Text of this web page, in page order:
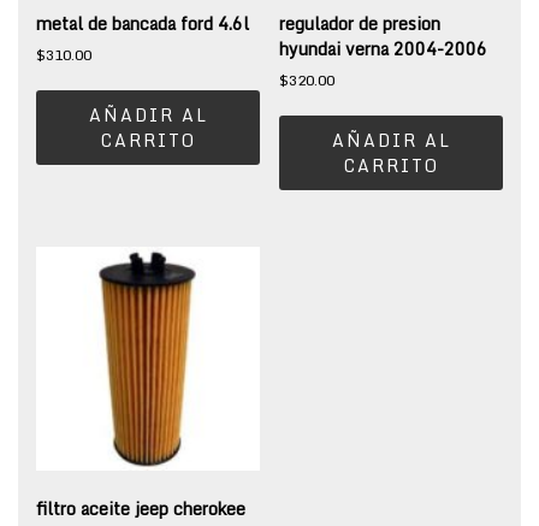
metal de bancada ford 4.6l
$310.00
AÑADIR AL
CARRITO
regulador de presion
hyundai verna 2004-2006
$320.00
AÑADIR AL
CARRITO
filtro aceite jeep cherokee